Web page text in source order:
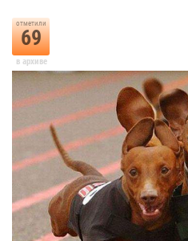
отметили
69
в архиве